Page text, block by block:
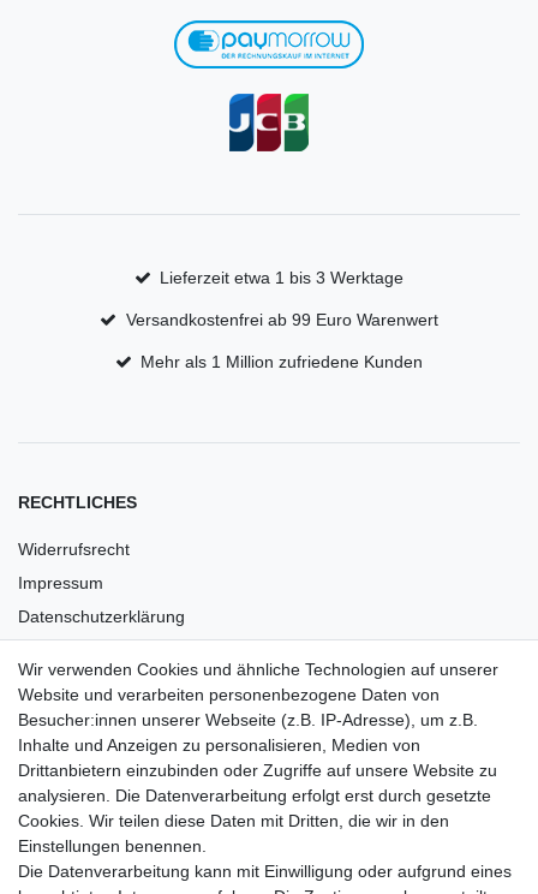
Lieferzeit etwa 1 bis 3 Werktage
Versandkostenfrei ab 99 Euro Warenwert
Mehr als 1 Million zufriedene Kunden
RECHTLICHES
Widerrufsrecht
Impressum
Datenschutzerklärung
Barrierefreiheit
Anleitungen
Vertrag widerrufen
PARTNER
Wir verwenden Cookies und ähnliche Technologien auf unserer
Website und verarbeiten personenbezogene Daten von
Besucher:innen unserer Webseite (z.B. IP-Adresse), um z.B.
Inhalte und Anzeigen zu personalisieren, Medien von
Drittanbietern einzubinden oder Zugriffe auf unsere Website zu
analysieren. Die Datenverarbeitung erfolgt erst durch gesetzte
Cookies. Wir teilen diese Daten mit Dritten, die wir in den
Einstellungen benennen.
Die Datenverarbeitung kann mit Einwilligung oder aufgrund eines